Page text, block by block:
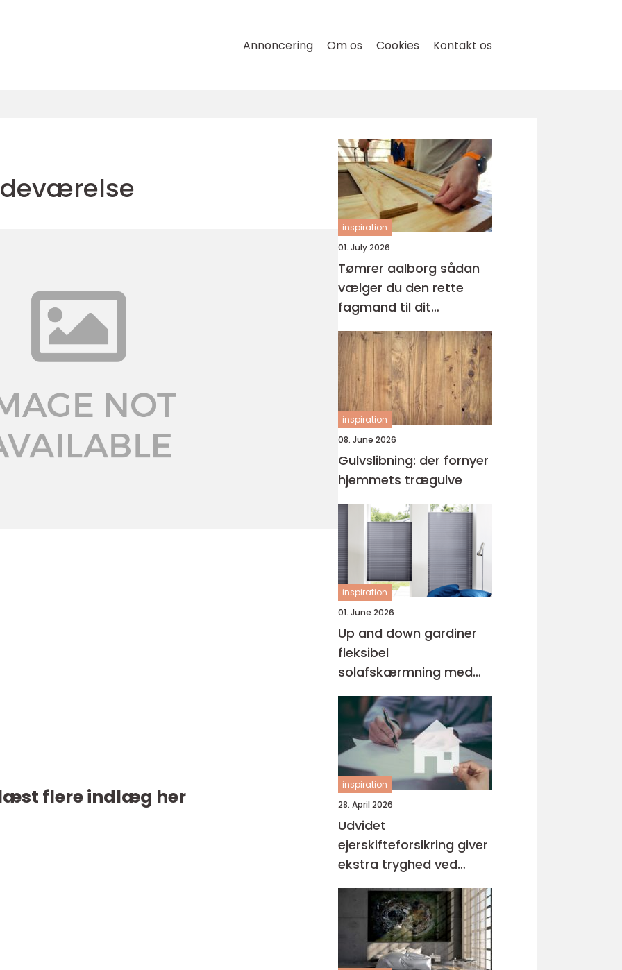
Annoncering Om os Cookies Kontakt os
flere indlæg her
inspiration
01. July 2026
Tømrer aalborg sådan
vælger du den rette
fagmand til dit
byggeprojekt
inspiration
08. June 2026
Gulvslibning: der fornyer
hjemmets trægulve
inspiration
01. June 2026
Up and down gardiner
fleksibel
solafskærmning med
stil
inspiration
28. April 2026
Udvidet
ejerskifteforsikring giver
ekstra tryghed ved
boligkøb